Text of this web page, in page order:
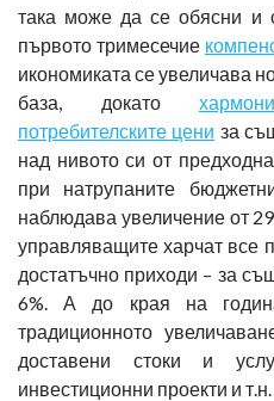
така може да се обясни и
първото тримесечие
икономиката се увеличава
база, докато
потребителските цени за
над нивото си от
при натрупаните
наблюдава увеличение от
управляващите харчат все
достатъчно приходи – за
6%. А до края на
традиционното
доставени стоки и
инвестиционни проекти и т.н.